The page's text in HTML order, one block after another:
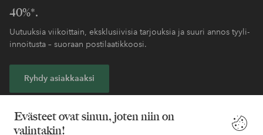
Evästeet ovat sinun, joten niin on
valintakin!
40%*.
Uutuuksia viikoittain, eksklusiivisia tarjouksia ja suuri annos tyyli-
innoitusta – suoraan postilaatikkoosi.
Ryhdy asiakkaaksi